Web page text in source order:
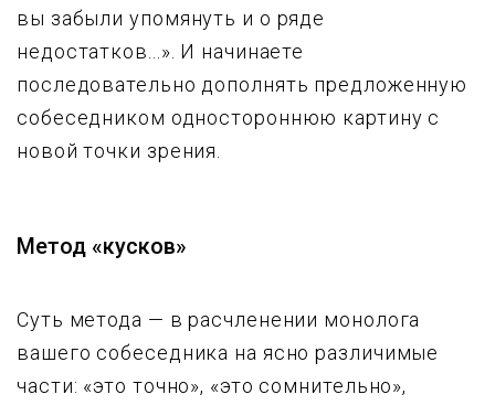
вы забыли упомянуть и о ряде
недостатков...». И начинаете
последовательно дополнять предложенную
собеседником одностороннюю картину с
новой точки зрения.
Метод «кусков»
Суть метода — в расчленении монолога
вашего собеседника на ясно различимые
части: «это точно», «это сомнительно»,